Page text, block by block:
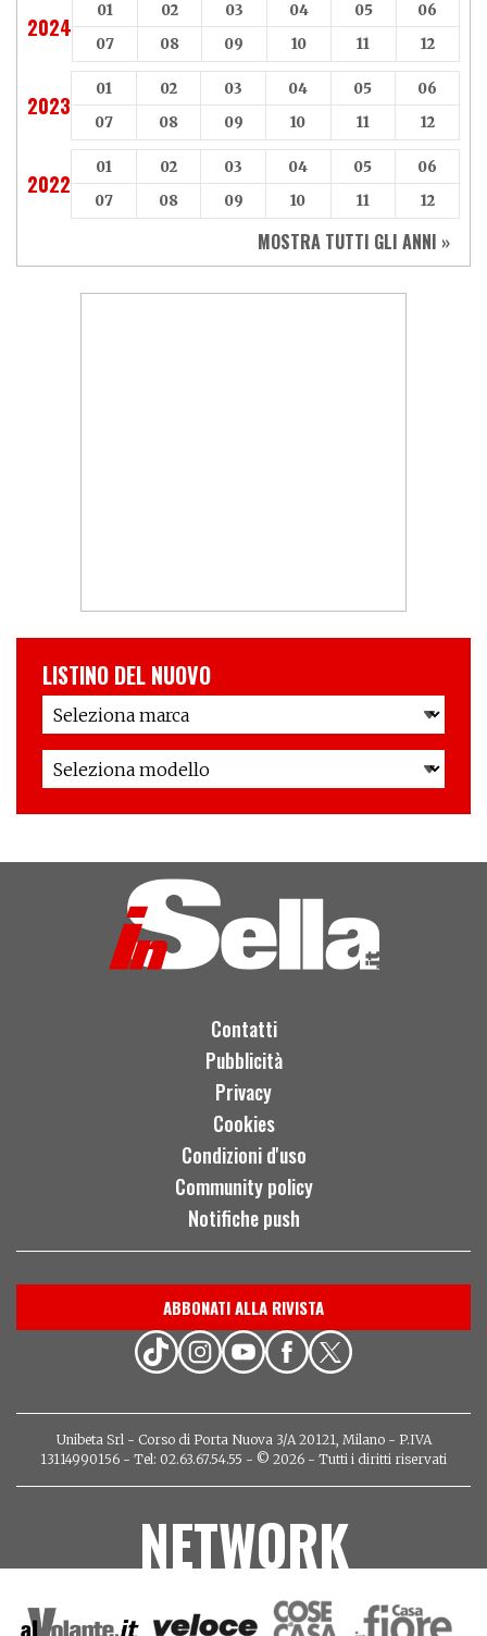
2024
01 02 03 04 05
06
07
08 09 10 11 12
2023
01 02 03 04 05
06
07
08 09 10 11 12
2022
01 02 03 04 05
06
07
08 09 10 11 12
MOSTRA TUTTI GLI ANNI »
LISTINO DEL NUOVO
Contatti
Pubblicità
Privacy
Cookies
Condizioni d'uso
Community policy
Notifiche push
ABBONATI ALLA RIVISTA
Unibeta Srl - Corso di Porta Nuova 3/A 20121, Milano - P.IVA
13114990156 - Tel: 02.63.67.54.55 - © 2026 - Tutti i diritti riservati
NETWORK